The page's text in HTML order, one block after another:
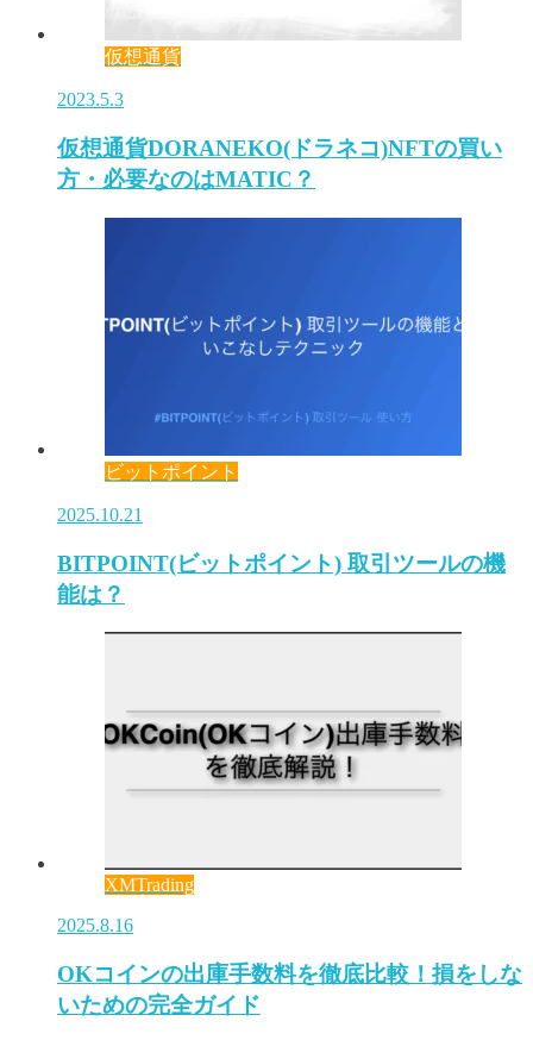
仮想通貨
2023.5.3
仮想通貨DORANEKO(ドラネコ)NFTの買い
方・必要なのはMATIC？
ビットポイント
2025.10.21
BITPOINT(ビットポイント) 取引ツールの機
能は？
XMTrading
2025.8.16
OKコインの出庫手数料を徹底比較！損をしな
いための完全ガイド